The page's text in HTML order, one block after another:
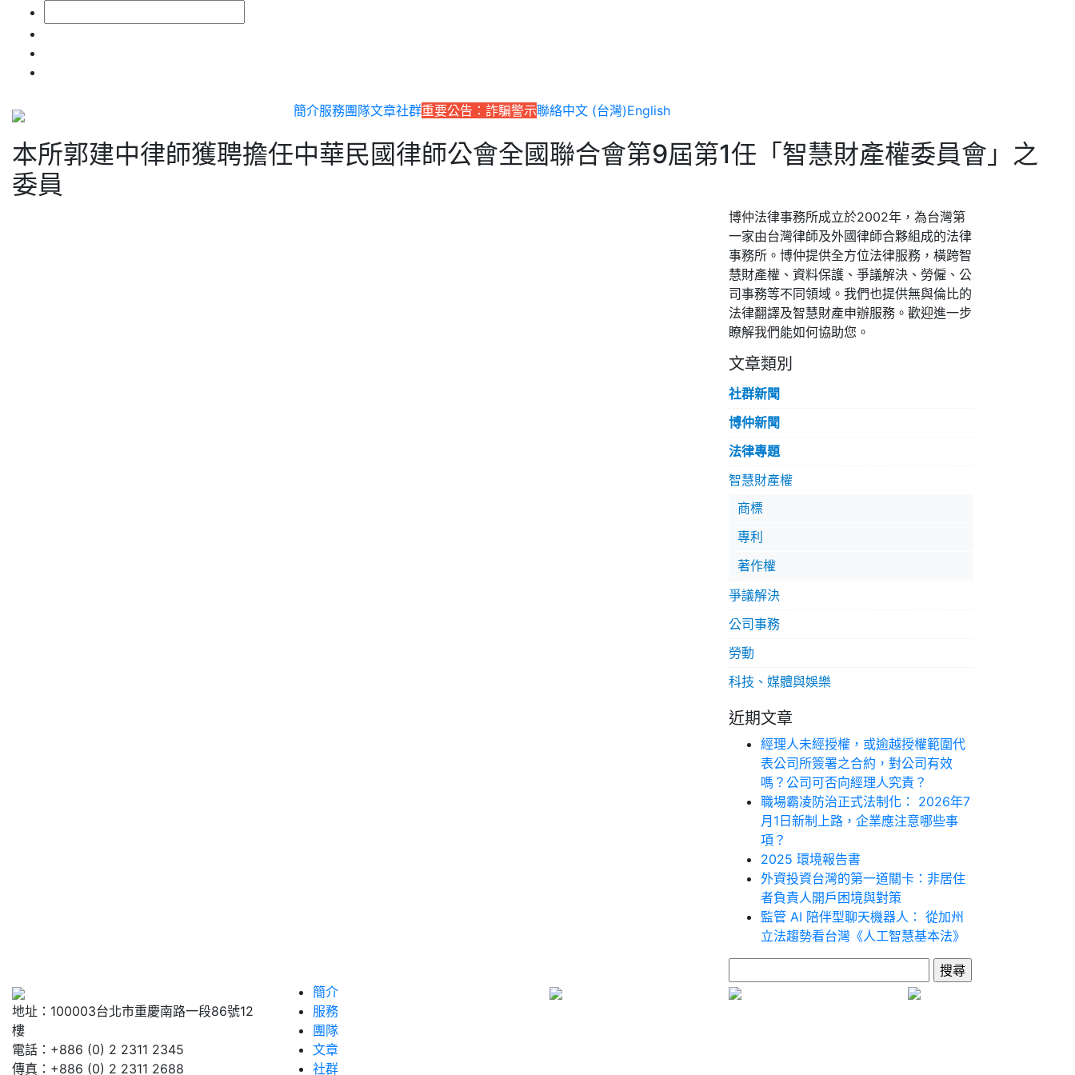
簡介服務團隊文章社群重要公告：詐騙警示聯絡中文 (台灣)English
本所郭建中律師獲聘擔任中華民國律師公會全國聯合會第9屆第1任「智慧財產權委員會」之
委員
博仲法律事務所成立於2002年，為台灣第
一家由台灣律師及外國律師合夥組成的法律
事務所。博仲提供全方位法律服務，橫跨智
慧財產權、資料保護、爭議解決、勞僱、公
司事務等不同領域。我們也提供無與倫比的
法律翻譯及智慧財產申辦服務。歡迎進一步
瞭解我們能如何協助您。
文章類別
社群新聞
博仲新聞
法律專題
智慧財產權
商標
專利
著作權
爭議解決
公司事務
勞動
科技、媒體與娛樂
近期文章
經理人未經授權，或逾越授權範圍代
表公司所簽署之合約，對公司有效
嗎？公司可否向經理人究責？
職場霸凌防治正式法制化： 2026年7
月1日新制上路，企業應注意哪些事
項？
2025 環境報告書
外資投資台灣的第一道關卡：非居住
者負責人開戶困境與對策
監管 AI 陪伴型聊天機器人： 從加州
立法趨勢看台灣《人工智慧基本法》
尋
地址：100003台北市重慶南路一段86號12
樓
電話：+886 (0) 2 2311 2345
傳真：+886 (0) 2 2311 2688
簡介
服務
團隊
文章
社群